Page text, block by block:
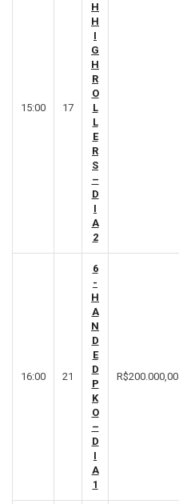
15:00 17
H
H
I
G
H
R
O
L
L
E
R
S
–
D
I
A
2
16:00 21
6
-
H
A
N
D
E
D
P
K
O
–
D
I
A
1
R$200.000,00